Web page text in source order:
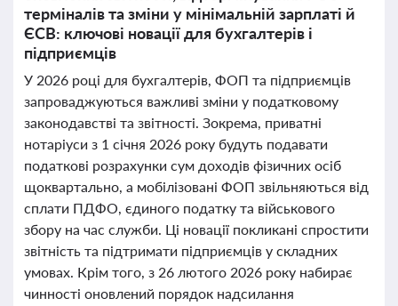
терміналів та зміни у мінімальній зарплаті й
ЄСВ: ключові новації для бухгалтерів і
підприємців
У 2026 році для бухгалтерів, ФОП та підприємців
запроваджуються важливі зміни у податковому
законодавстві та звітності. Зокрема, приватні
нотаріуси з 1 січня 2026 року будуть подавати
податкові розрахунки сум доходів фізичних осіб
щоквартально, а мобілізовані ФОП звільняються від
сплати ПДФО, єдиного податку та військового
збору на час служби. Ці новації покликані спростити
звітність та підтримати підприємців у складних
умовах. Крім того, з 26 лютого 2026 року набирає
чинності оновлений порядок надсилання